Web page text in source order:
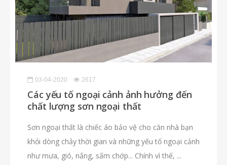
03-04-2020 2617
Các yếu tố ngoại cảnh ảnh hưởng đến
chất lượng sơn ngoại thất
Sơn ngoại thất là chiếc áo bảo vệ cho căn nhà bạn
khỏi dòng chảy thời gian và những yếu tố ngoại cảnh
như mưa, gió, nắng, sấm chớp... Chính vì thế, ...